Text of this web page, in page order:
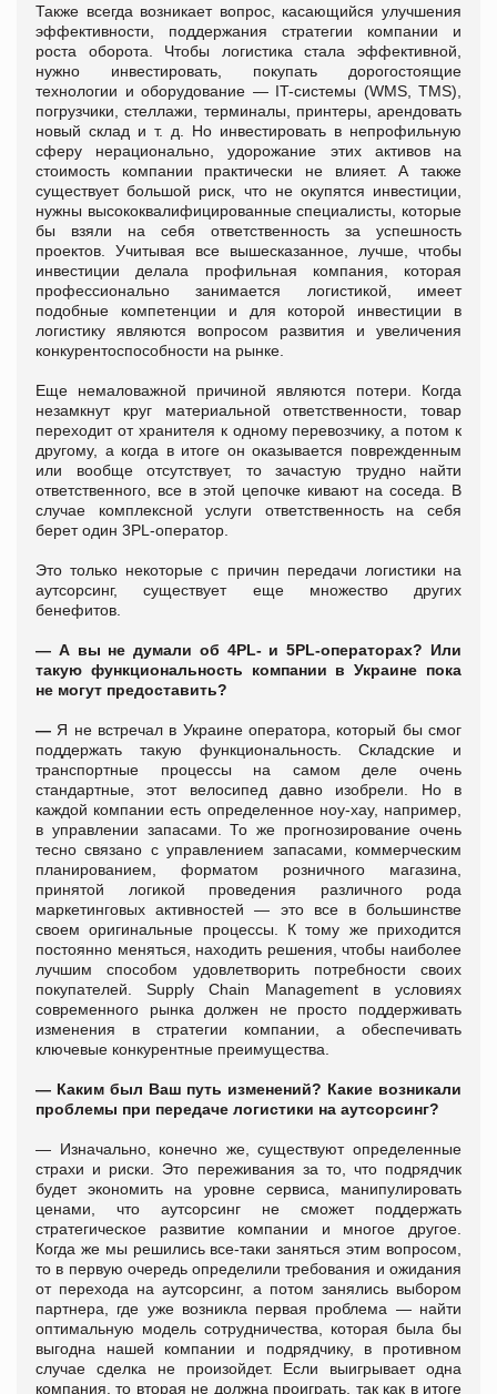
Также всегда возникает вопрос, касающийся улучшения
эффективности, поддержания стратегии компании и
роста оборота. Чтобы логистика стала эффективной,
нужно инвестировать, покупать дорогостоящие
технологии и оборудование —IT-системы (WMS, TMS),
погрузчики, стеллажи, терминалы, принтеры, арендовать
новый склад и т. д. Но инвестировать в непрофильную
сферу нерационально, удорожание этих активов на
стоимость компании практически не влияет. А также
существует большой риск, что не окупятся инвестиции,
нужны высококвалифицированные специалисты, которые
бы взяли на себя ответственность за успешность
проектов. Учитывая все вышесказанное, лучше, чтобы
инвестиции делала профильная компания, которая
профессионально занимается логистикой, имеет
подобные компетенции и для которой инвестиции в
логистику являются вопросом развития и увеличения
конкурентоспособности на рынке.
Еще немаловажной причиной являются потери. Когда
незамкнут круг материальной ответственности, товар
переходит от хранителя к одному перевозчику, а потом к
другому, а когда в итоге он оказывается поврежденным
или вообще отсутствует, то зачастую трудно найти
ответственного, все в этой цепочке кивают на соседа. В
случае комплексной услуги ответственность на себя
берет один 3PL-оператор.
Это только некоторые с причин передачи логистики на
аутсорсинг, существует еще множество других
бенефитов.
— А вы не думали об 4PL- и 5PL-операторах? Или
такую функциональность компании в Украине пока
не могут предоставить?
— Я не встречал в Украине оператора, который бы смог
поддержать такую функциональность. Складские и
транспортные процессы на самом деле очень
стандартные, этот велосипед давно изобрели. Но в
каждой компании есть определенное ноу-хау, например,
в управлении запасами. То же прогнозирование очень
тесно связано с управлением запасами, коммерческим
планированием, форматом розничного магазина,
принятой логикой проведения различного рода
маркетинговых активностей — это все в большинстве
своем оригинальные процессы. К тому же приходится
постоянно меняться, находить решения, чтобы наиболее
лучшим способом удовлетворить потребности своих
покупателей. Supply Сhain Management в условиях
современного рынка должен не просто поддерживать
изменения в стратегии компании, а обеспечивать
ключевые конкурентные преимущества.
— Каким был Ваш путь изменений? Какие возникали
проблемы при передаче логистики на аутсорсинг?
— Изначально, конечно же, существуют определенные
страхи и риски. Это переживания за то, что подрядчик
будет экономить на уровне сервиса, манипулировать
ценами, что аутсорсинг не сможет поддержать
стратегическое развитие компании и многое другое.
Когда же мы решились все-таки заняться этим вопросом,
то в первую очередь определили требования и ожидания
от перехода на аутсорсинг, а потом занялись выбором
партнера, где уже возникла первая проблема —найти
оптимальную модель сотрудничества, которая была бы
выгодна нашей компании и подрядчику, в противном
случае сделка не произойдет. Если выигрывает одна
компания, то вторая не должна проиграть, так как в итоге